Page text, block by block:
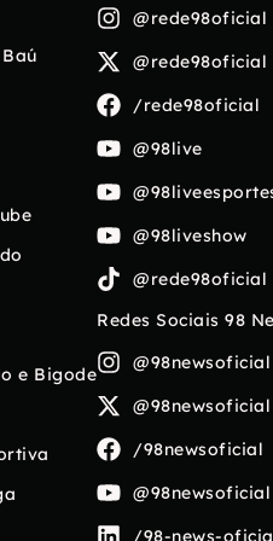
e Bigode
@rede98oficial
@rede98oficial
/rede98oficial
@98live
@98liveshow
@rede98oficial
Redes Sociais 98
@98newsoficial
@98newsoficial
/98newsoficial
@98newsoficial
/98-news-